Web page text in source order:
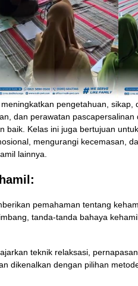
pengetahuan, sikap,
dan perawatan pascapersalinan
baik. Kelas ini juga bertujuan
mengurangi kecemasan,
lainnya.
pemahaman tentang
tanda-tanda bahaya
teknik relaksasi,
dikenalkan dengan pilihan